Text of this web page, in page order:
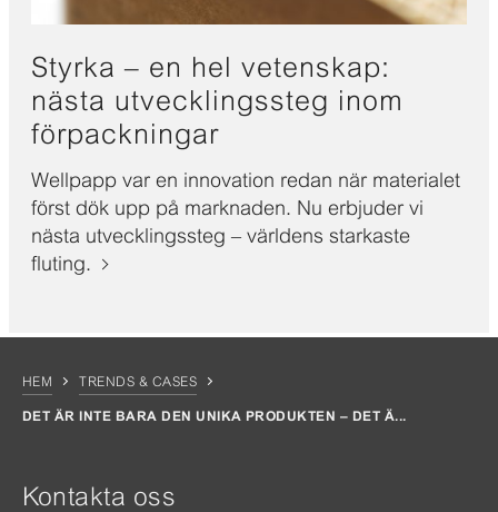
Styrka – en hel vetenskap:
nästa utvecklingssteg inom
förpackningar
Wellpapp var en innovation redan när materialet
först dök upp på marknaden. Nu erbjuder vi
nästa utvecklingssteg – världens starkaste
fluting.
HEM TRENDS & CASES
DET ÄR INTE BARA DEN UNIKA PRODUKTEN – DET Ä...
Kontakta oss